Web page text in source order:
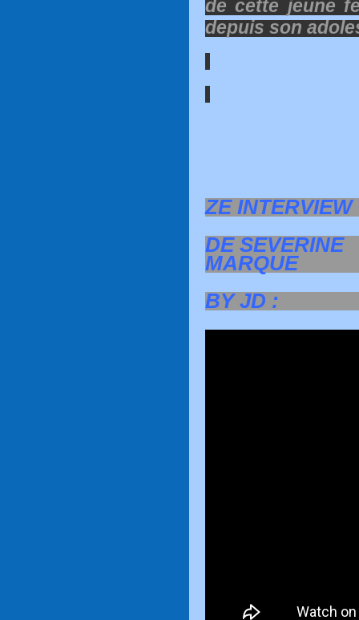
de cette jeune
depuis son
ZE INTERVIEW
DE SEVERINE
MARQUE
BY JD :